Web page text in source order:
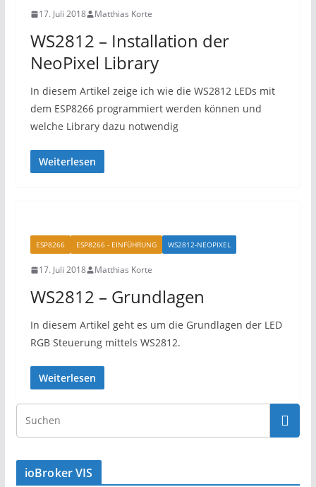
17. Juli 2018 Matthias Korte
WS2812 – Installation der
NeoPixel Library
In diesem Artikel zeige ich wie die WS2812 LEDs mit
dem ESP8266 programmiert werden können und
welche Library dazu notwendig
Weiterlesen
ESP8266 ESP8266 - EINFÜHRUNG WS2812-NEOPIXEL
17. Juli 2018 Matthias Korte
WS2812 – Grundlagen
In diesem Artikel geht es um die Grundlagen der LED
RGB Steuerung mittels WS2812.
Weiterlesen
ioBroker VIS